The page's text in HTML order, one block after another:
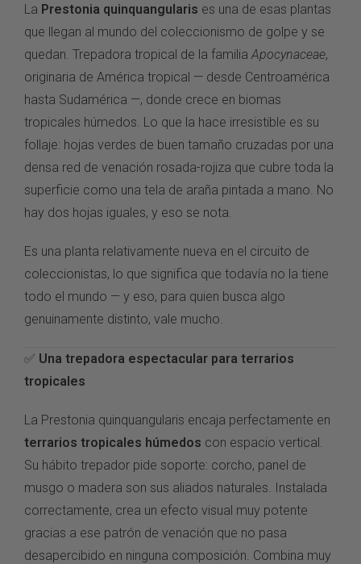
La Prestonia quinquangularis es una de esas plantas
que llegan al mundo del coleccionismo de golpe y se
quedan. Trepadora tropical de la familia Apocynaceae,
originaria de América tropical — desde Centroamérica
hasta Sudamérica —, donde crece en biomas
tropicales húmedos. Lo que la hace irresistible es su
follaje: hojas verdes de buen tamaño cruzadas por una
densa red de venación rosada-rojiza que cubre toda la
superficie como una tela de araña pintada a mano. No
hay dos hojas iguales, y eso se nota.
Es una planta relativamente nueva en el circuito de
coleccionistas, lo que significa que todavía no la tiene
todo el mundo — y eso, para quien busca algo
genuinamente distinto, vale mucho.
✅ Una trepadora espectacular para terrarios
tropicales
La Prestonia quinquangularis encaja perfectamente en
terrarios tropicales húmedos con espacio vertical.
Su hábito trepador pide soporte: corcho, panel de
musgo o madera son sus aliados naturales. Instalada
correctamente, crea un efecto visual muy potente
gracias a ese patrón de venación que no pasa
desapercibido en ninguna composición. Combina muy